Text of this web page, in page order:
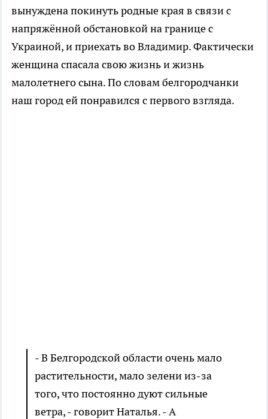
вынуждена покинуть родные края в связи с
напряжённой обстановкой на границе с
Украиной, и приехать во Владимир. Фактически
женщина спасала свою жизнь и жизнь
малолетнего сына. По словам белгородчанки
наш город ей понравился с первого взгляда.
- В Белгородской области очень мало
растительности, мало зелени из-за
того, что постоянно дуют сильные
ветра, - говорит Наталья. - А